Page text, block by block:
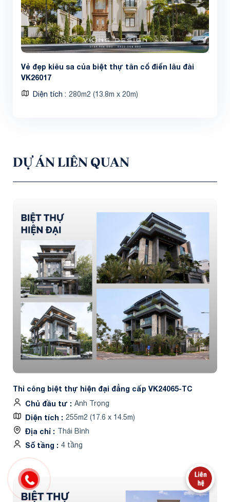
Vẻ đẹp kiêu sa của biệt thự tân cổ điển lâu đài
VK26017
Diện tích 280m2 (13.8m x 20m)
DỰ ÁN LIÊN QUAN
Thi công biệt thự hiện đại đẳng cấp VK24065-TC
Chủ đầu tư
Anh Trọng
Diện tích 255m2 (17.6 x 14.5m)
Địa chỉ Thái Bình
Số tầng 4 tầng